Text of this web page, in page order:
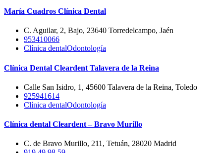
María Cuadros Clínica Dental
C. Aguilar, 2, Bajo, 23640 Torredelcampo, Jaén
953410066
Clínica dentalOdontología
Clínica Dental Cleardent Talavera de la Reina
Calle San Isidro, 1, 45600 Talavera de la Reina, Toledo
925941614
Clínica dentalOdontología
Clínica dental Cleardent – Bravo Murillo
C. de Bravo Murillo, 211, Tetuán, 28020 Madrid